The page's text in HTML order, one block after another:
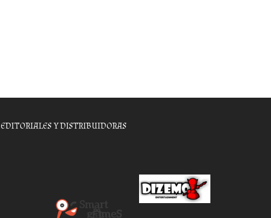
EDITORIALES Y DISTRIBUIDORAS